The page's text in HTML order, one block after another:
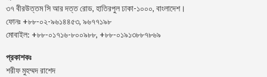
৩৭ বীরউত্তম সি আর দত্ত রোড, হাতিরপুল ঢাকা-১০০০, বাংলাদেশ।
ফোনঃ +৮৮-০২-৯৬১৪৪৫৩, ৯৬৭৭১৯৮
মোবাইল: +৮৮-০১৭১৬-৮০০৯৮৮, +৮৮-০১৯১৩৮৮৭৮৬৯
প্রকাশকঃ
শরীফ মুহম্মদ রাশেদ